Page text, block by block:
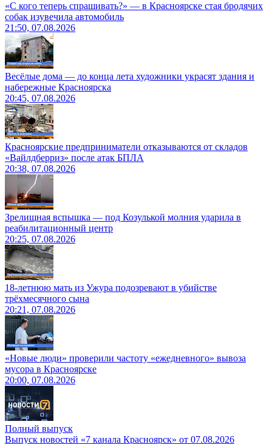
«С кого теперь спрашивать?» — в Красноярске стая бродячих
собак изувечила автомобиль
21:50, 07.08.2026
Весёлые дома — до конца лета художники украсят здания и
набережные Красноярска
20:45, 07.08.2026
Красноярские предприниматели отказываются от складов
«Вайлдберриз» после атак БПЛА
20:38, 07.08.2026
Зрелищная вспышка — под Козулькой молния ударила в
реабилитационный центр
20:25, 07.08.2026
18-летнюю мать из Ужура подозревают в убийстве
трёхмесячного сына
20:21, 07.08.2026
«Новые люди» проверили частоту «ежедневного» вывоза
мусора в Красноярске
20:00, 07.08.2026
Полный выпуск
Выпуск новостей «7 канала Красноярск» от 07.08.2026